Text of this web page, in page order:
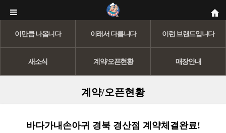
이만큼 나옵니다 이래서 다릅니다 이런 브랜드입니다
새소식 계약/오픈현황 매장안내
계약/오픈현황
바다가내손아귀 경북 경산점 계약체결완료!